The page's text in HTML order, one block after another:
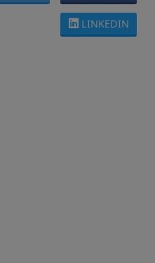
LINKEDIN